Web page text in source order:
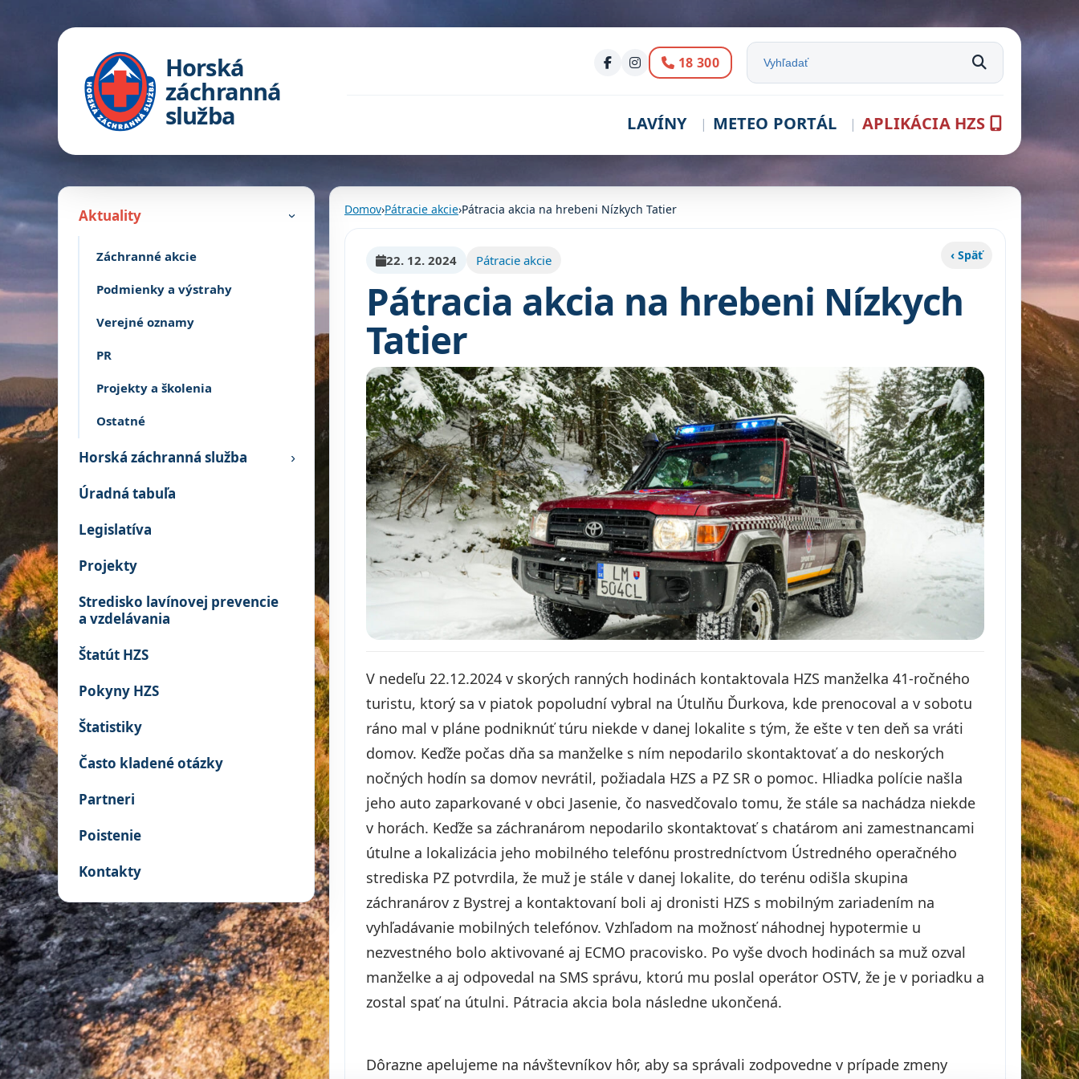
Horská
záchranná
služba
Volanie:
18 300 Vyhľadať na stránke
LAVÍNY METEO PORTÁL APLIKÁCIA HZS
Aktuality ›
Záchranné akcie
Podmienky a výstrahy
Verejné oznamy
PR
Projekty a školenia
Ostatné
Horská záchranná služba ›
Úradná tabuľa
Legislatíva
Projekty
Stredisko lavínovej prevencie
a vzdelávania
Štatút HZS
Pokyny HZS
Štatistiky
Často kladené otázky
Partneri
Poistenie
Kontakty
Domov›Pátracie akcie›Pátracia akcia na hrebeni Nízkych Tatier
‹ Späť
22. 12. 2024 Pátracie akcie
Pátracia akcia na hrebeni Nízkych
Tatier
V nedeľu 22.12.2024 v skorých ranných hodinách kontaktovala HZS manželka 41-ročného
turistu, ktorý sa v piatok popoludní vybral na Útulňu Ďurkova, kde prenocoval a v sobotu
ráno mal v pláne podniknúť túru niekde v danej lokalite s tým, že ešte v ten deň sa vráti
domov. Keďže počas dňa sa manželke s ním nepodarilo skontaktovať a do neskorých
nočných hodín sa domov nevrátil, požiadala HZS a PZ SR o pomoc. Hliadka polície našla
jeho auto zaparkované v obci Jasenie, čo nasvedčovalo tomu, že stále sa nachádza niekde
v horách. Keďže sa záchranárom nepodarilo skontaktovať s chatárom ani zamestnancami
útulne a lokalizácia jeho mobilného telefónu prostredníctvom Ústredného operačného
strediska PZ potvrdila, že muž je stále v danej lokalite, do terénu odišla skupina
záchranárov z Bystrej a kontaktovaní boli aj dronisti HZS s mobilným zariadením na
vyhľadávanie mobilných telefónov. Vzhľadom na možnosť náhodnej hypotermie u
nezvestného bolo aktivované aj ECMO pracovisko. Po vyše dvoch hodinách sa muž ozval
manželke a aj odpovedal na SMS správu, ktorú mu poslal operátor OSTV, že je v poriadku a
zostal spať na útulni. Pátracia akcia bola následne ukončená.
Dôrazne apelujeme na návštevníkov hôr, aby sa správali zodpovedne v prípade zmeny